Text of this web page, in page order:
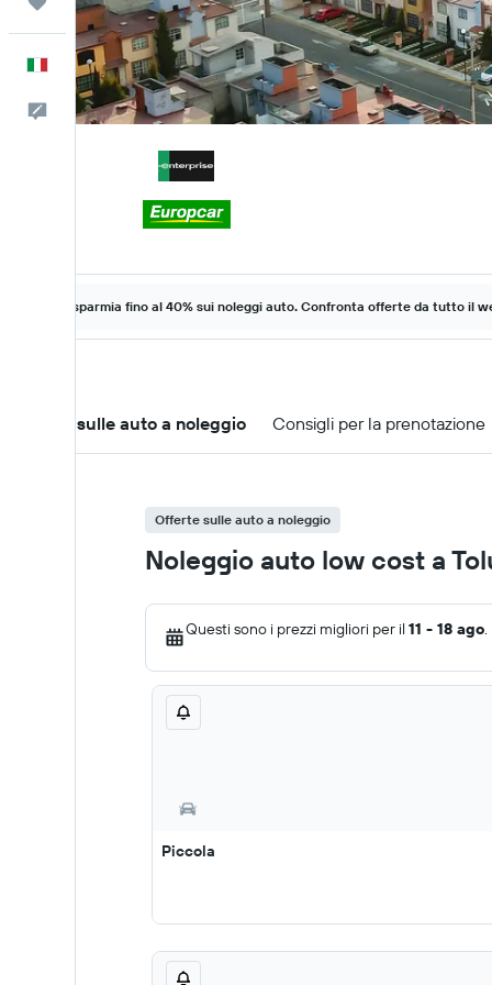
Italiano
Commenti
Risparmia fino al 40% sui noleggi auto. Confronta offerte da tutto il
Offerte sulle auto a noleggio Consigli per la prenotazione
Offerte sulle auto a noleggio
Noleggio auto low cost a
Questi sono i prezzi migliori per il 11 - 18 ago.
Piccola